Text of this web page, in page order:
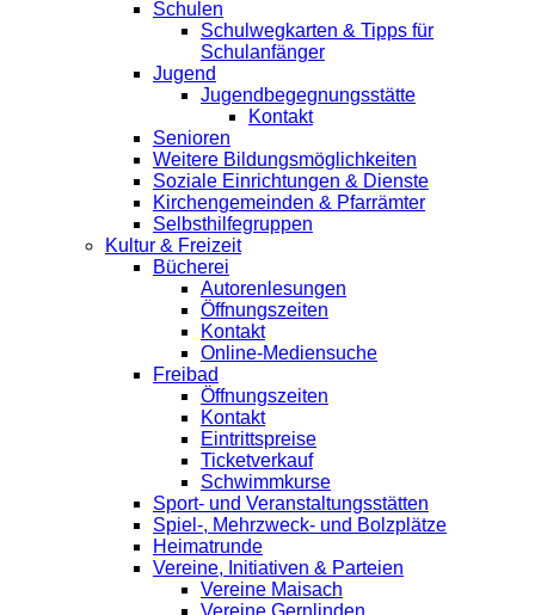
Schulen
Schulwegkarten & Tipps für
Schulanfänger
Jugend
Jugendbegegnungsstätte
Kontakt
Senioren
Weitere Bildungsmöglichkeiten
Soziale Einrichtungen & Dienste
Kirchengemeinden & Pfarrämter
Selbsthilfegruppen
Kultur & Freizeit
Bücherei
Autorenlesungen
Öffnungszeiten
Kontakt
Online-Mediensuche
Freibad
Öffnungszeiten
Kontakt
Eintrittspreise
Ticketverkauf
Schwimmkurse
Sport- und Veranstaltungsstätten
Spiel-, Mehrzweck- und Bolzplätze
Heimatrunde
Vereine, Initiativen & Parteien
Vereine Maisach
Vereine Gernlinden